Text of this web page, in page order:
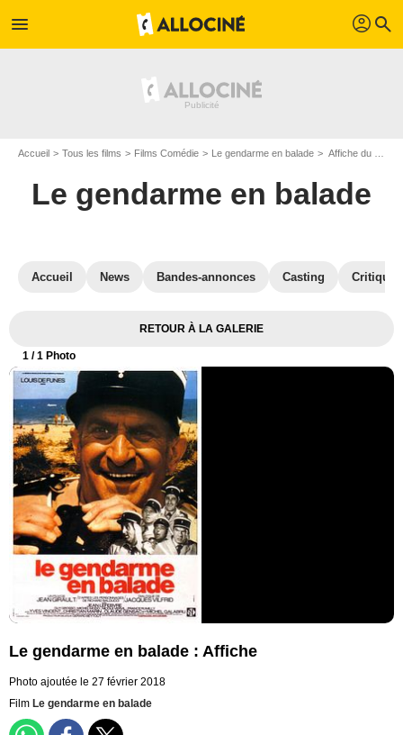
menu profil search
Accueil Tous les films Films Comédie Le gendarme en balade Affiche du film Le gendarme en balade - Photo 1
Le gendarme en balade
Accueil News Bandes-annonces Casting
RETOUR À LA GALERIE
1 / 1 Photo
Le gendarme en balade : Affiche
Photo ajoutée le 27 février 2018
Film Le gendarme en balade